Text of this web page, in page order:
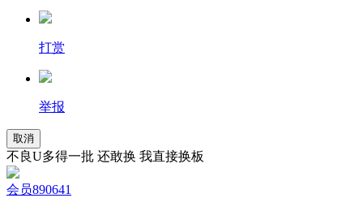
打赏
举报
取消
不良U多得一批 还敢换 我直接换板
会员890641